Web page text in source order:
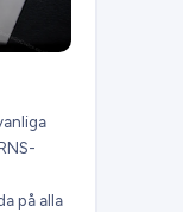
på alla